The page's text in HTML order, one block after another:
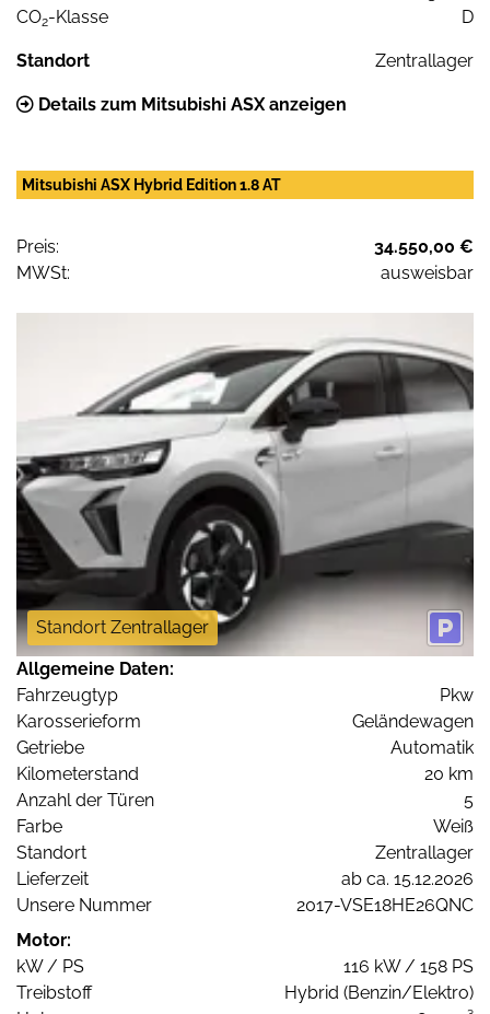
CO2-Klasse D
Standort Zentrallager
Details zum Mitsubishi ASX anzeigen
Mitsubishi ASX Hybrid Edition 1.8 AT
Preis:
34.550,00 €
MWSt:
ausweisbar
Standort Zentrallager
Allgemeine Daten:
Fahrzeugtyp
Pkw
Karosserieform
Geländewagen
Getriebe
Automatik
Kilometerstand
20 km
Anzahl der Türen
5
Farbe
Weiß
Standort
Zentrallager
Lieferzeit
ab ca. 15.12.2026
Unsere Nummer
2017-VSE18HE26QNC
Motor:
kW / PS
116 kW / 158 PS
Treibstoff
Hybrid (Benzin/Elektro)